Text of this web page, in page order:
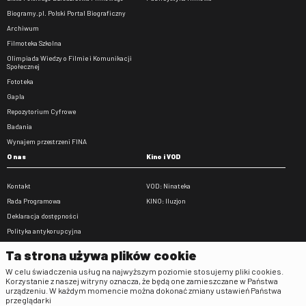
Biogramy.pl. Polski Portal Biograficzny
Archiwum
Filmoteka Szkolna
Olimpiada Wiedzy o Filmie i Komunikacji
Społecznej
Fototeka
Gapla
Repozytorium Cyfrowe
Badania
Wynajem przestrzeni FINA
O nas
Kontakt
Rada Programowa
Deklaracja dostępności
Polityka antykorupcyjna
Zamówienia publiczne
Praca w FINA
Kino i VOD
VOD: Ninateka
KINO: Iluzjon
Regulaminy
Ta strona używa plików cookie
W celu świadczenia usług na najwyższym poziomie stosujemy pliki cookies.
Korzystanie z naszej witryny oznacza, że będą one zamieszczane w Państwa
urządzeniu. W każdym momencie można dokonać zmiany ustawień Państwa
przeglądarki